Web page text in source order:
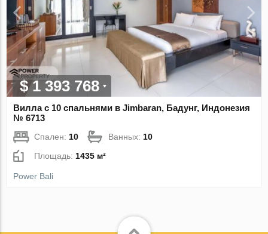
$ 1 393 768
Вилла с 10 спальнями в Jimbaran, Бадунг, Индонезия
№ 6713
Спален: 10 Ванных: 10
Площадь: 1435 м²
Power Bali